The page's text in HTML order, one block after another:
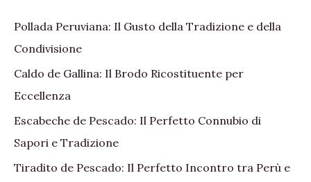
Pollada Peruviana: Il Gusto della Tradizione e della
Condivisione
Caldo de Gallina: Il Brodo Ricostituente per
Eccellenza
Escabeche de Pescado: Il Perfetto Connubio di
Sapori e Tradizione
Tiradito de Pescado: Il Perfetto Incontro tra Perù e